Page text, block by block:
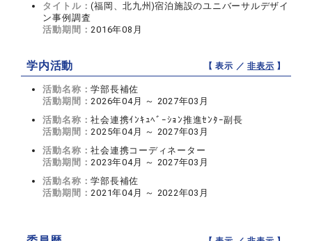
タイトル：(福岡、北九州)宿泊施設のユニバーサルデザイ
ン事例調査
活動期間：2016年08月
学内活動 【 表示 ／非表示 】
活動名称：学部長補佐
活動期間：2026年04月 ～ 2027年03月
活動名称：社会連携ｲﾝｷｭﾍﾞｰｼｮﾝ推進ｾﾝﾀｰ副長
活動期間：2025年04月 ～ 2027年03月
活動名称：社会連携コーディネーター
活動期間：2023年04月 ～ 2027年03月
活動名称：学部長補佐
活動期間：2021年04月 ～ 2022年03月